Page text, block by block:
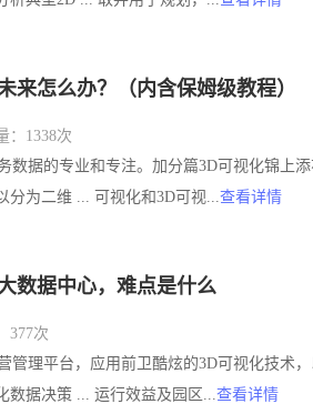
来怎么办？（内含保姆级教程）
：1338次
数据的专业和专注。加分篇3D可视化锦上
分为二维 ... 可视化和3D可视...查看详情
数据中心，难点是什么
377次
管理平台，应用前卫酷炫的3D可视化技术
数据决策 ... 运行效益及园区...查看详情